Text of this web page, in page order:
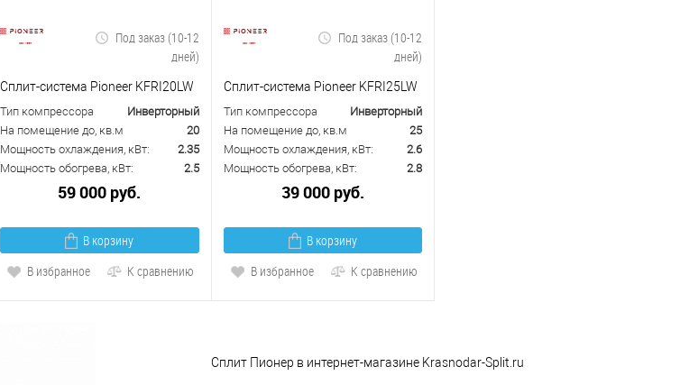
Под заказ (10-12
дней)
Сплит-система Pioneer KFRI20LW
Тип компрессора
Инверторный
На помещение до, кв.м
20
Мощность охлаждения, кВт:
2.35
Мощность обогрева, кВт:
2.5
59 000 руб.
В корзину
В избранное
К сравнению
Под заказ (10-12
дней)
Сплит-система Pioneer KFRI25LW
Тип компрессора
Инверторный
На помещение до, кв.м
25
Мощность охлаждения, кВт:
2.6
Мощность обогрева, кВт:
2.8
39 000 руб.
В корзину
В избранное
К сравнению
Сплит Пионер в интернет-магазине Krasnodar-Split.ru